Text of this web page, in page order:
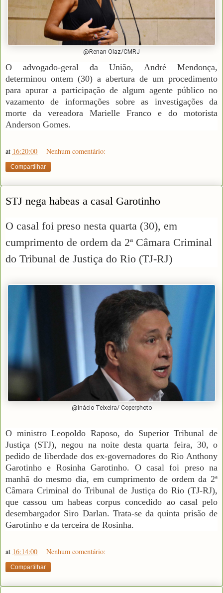
@Renan Olaz/CMRJ
O advogado-geral da União, André Mendonça,
determinou ontem (30) a abertura de um procedimento
para apurar a participação de algum agente público no
vazamento de informações sobre as investigações da
morte da vereadora Marielle Franco e do motorista
Anderson Gomes.
at 16:20:00 Nenhum comentário:
Compartilhar
STJ nega habeas a casal Garotinho
O casal foi preso nesta quarta (30), em
cumprimento de ordem da 2ª Câmara Criminal
do Tribunal de Justiça do Rio (TJ-RJ)
@Inácio Teixeira/ Coperphoto
O ministro Leopoldo Raposo, do Superior Tribunal de
Justiça (STJ), negou na noite desta quarta feira, 30, o
pedido de liberdade dos ex-governadores do Rio Anthony
Garotinho e Rosinha Garotinho. O casal foi preso na
manhã do mesmo dia, em cumprimento de ordem da 2ª
Câmara Criminal do Tribunal de Justiça do Rio (TJ-RJ),
que cassou um habeas corpus concedido ao casal pelo
desembargador Siro Darlan. Trata-se da quinta prisão de
Garotinho e da terceira de Rosinha.
at 16:14:00 Nenhum comentário:
Compartilhar